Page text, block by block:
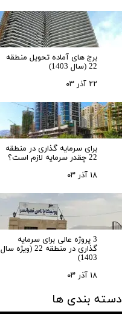
برج های آماده تحویل منطقه
22 (سال 1403)
۲۲ آذر ۰۳
برای سرمایه‌ گذاری در منطقه
22 چقدر سرمایه لازم است؟
۱۸ آذر ۰۳
3 پروژه عالی برای سرمایه
گذاری در منطقه 22 (ویژه سال
1403)
۱۸ آذر ۰۳
دسته بندی ها